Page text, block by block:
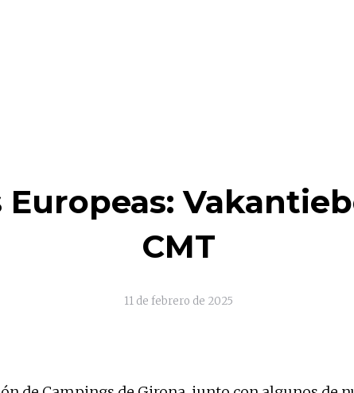
Europeas:
CMT
11 de febrero de 2025